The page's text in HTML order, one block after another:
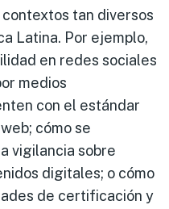
tan diversos
Latina. Por ejemplo,
en redes sociales
medios
con el estándar
cómo se
vigilancia sobre
digitales; o cómo
de certificación y